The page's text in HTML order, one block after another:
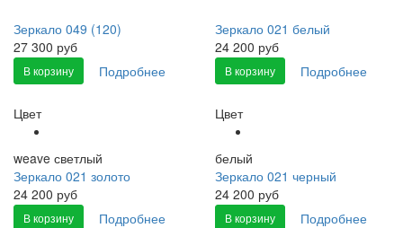
Зеркало 049 (120)
27 300 руб
В корзину Подробнее
Цвет
weave светлый
Зеркало 021 белый
24 200 руб
В корзину Подробнее
Цвет
белый
Зеркало 021 золото
24 200 руб
В корзину Подробнее
Зеркало 021 черный
24 200 руб
В корзину Подробнее